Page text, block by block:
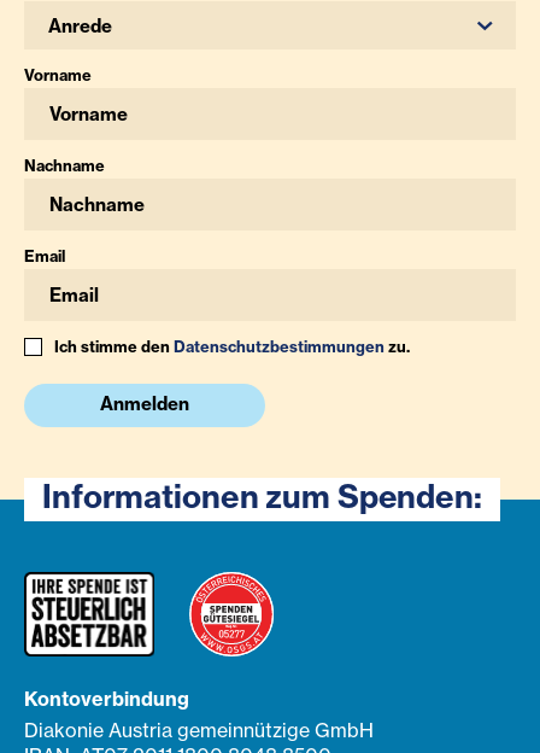
Anrede
Vorname
Nachname
Email
Ich stimme denDatenschutzbestimmungenzu.
Anmelden
Informationen zum Spenden:
Kontoverbindung
Diakonie Austria gemeinnützige GmbH